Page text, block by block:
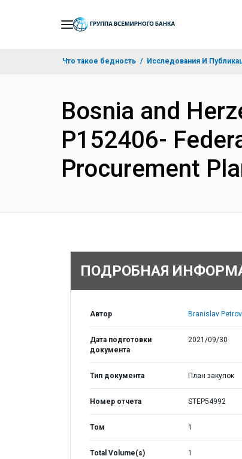
Что такое бедность Исследования И
Bosnia and
P152406-
Procurement
ПОДРОБНАЯ
Автор Branislav
Дата подготовки
документа
2021/09/30
Тип документа План закупок
Номер отчета STEP54992
Том 1
Total Volume(s) 1